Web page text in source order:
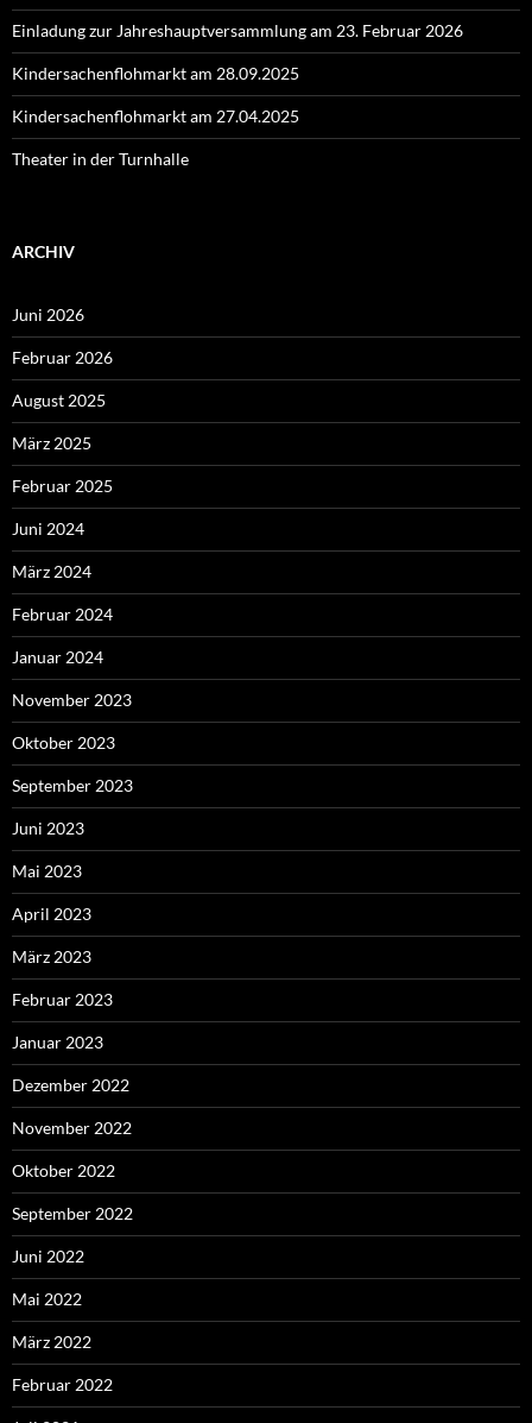
Einladung zur Jahreshauptversammlung am 23. Februar 2026
Kindersachenflohmarkt am 28.09.2025
Kindersachenflohmarkt am 27.04.2025
Theater in der Turnhalle
ARCHIV
Juni 2026
Februar 2026
August 2025
März 2025
Februar 2025
Juni 2024
März 2024
Februar 2024
Januar 2024
November 2023
Oktober 2023
September 2023
Juni 2023
Mai 2023
April 2023
März 2023
Februar 2023
Januar 2023
Dezember 2022
November 2022
Oktober 2022
September 2022
Juni 2022
Mai 2022
März 2022
Februar 2022